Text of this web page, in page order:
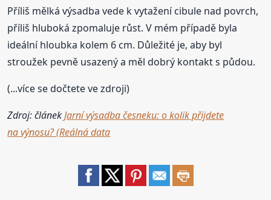
Příliš mělká výsadba vede k vytažení cibule nad povrch,
příliš hluboká zpomaluje růst. V mém případě byla
ideální hloubka kolem 6 cm. Důležité je, aby byl
stroužek pevně usazený a měl dobrý kontakt s půdou.
(...více se dočtete ve zdroji)
Zdroj: článekJarní výsadba česneku: o kolik přijdete
na výnosu? (Reálná data